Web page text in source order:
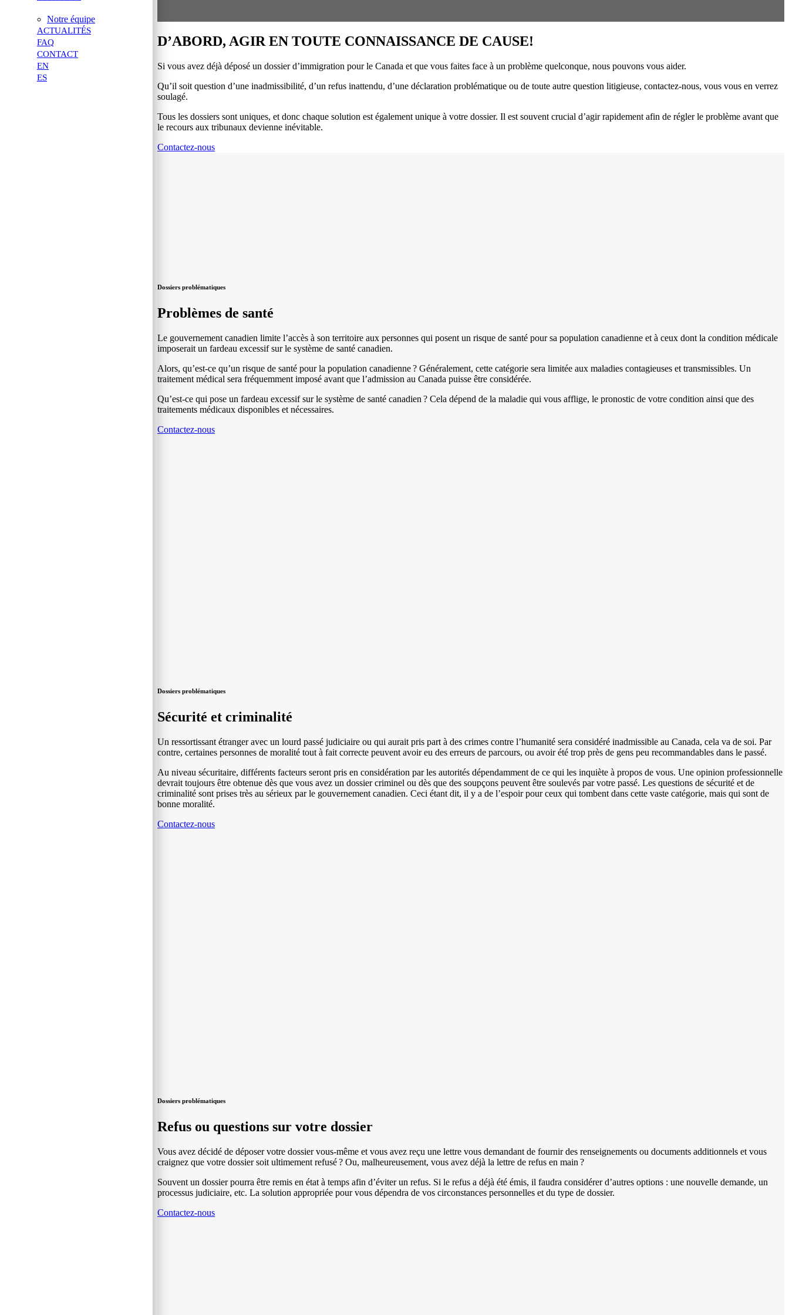
Notre équipe
ACTUALITÉS
FAQ
CONTACT
EN
ES
D’ABORD, AGIR EN TOUTE CONNAISSANCE DE CAUSE!
Si vous avez déjà déposé un dossier d’immigration pour le Canada et que vous faites face à un problème quelconque, nous pouvons vous aider.
Qu’il soit question d’une inadmissibilité, d’un refus inattendu, d’une déclaration problématique ou de toute autre question litigieuse, contactez-nous, vous vous en verrez
soulagé.
Tous les dossiers sont uniques, et donc chaque solution est également unique à votre dossier. Il est souvent crucial d’agir rapidement afin de régler le problème avant que
le recours aux tribunaux devienne inévitable.
Contactez-nous
Dossiers problématiques
Problèmes de santé
Le gouvernement canadien limite l’accès à son territoire aux personnes qui posent un risque de santé pour sa population canadienne et à ceux dont la condition médicale
imposerait un fardeau excessif sur le système de santé canadien.
Alors, qu’est-ce qu’un risque de santé pour la population canadienne ? Généralement, cette catégorie sera limitée aux maladies contagieuses et transmissibles. Un
traitement médical sera fréquemment imposé avant que l’admission au Canada puisse être considérée.
Qu’est-ce qui pose un fardeau excessif sur le système de santé canadien ? Cela dépend de la maladie qui vous afflige, le pronostic de votre condition ainsi que des
traitements médicaux disponibles et nécessaires.
Contactez-nous
Dossiers problématiques
Sécurité et criminalité
Un ressortissant étranger avec un lourd passé judiciaire ou qui aurait pris part à des crimes contre l’humanité sera considéré inadmissible au Canada, cela va de soi. Par
contre, certaines personnes de moralité tout à fait correcte peuvent avoir eu des erreurs de parcours, ou avoir été trop près de gens peu recommandables dans le passé.
Au niveau sécuritaire, différents facteurs seront pris en considération par les autorités dépendamment de ce qui les inquiète à propos de vous. Une opinion professionnelle
devrait toujours être obtenue dès que vous avez un dossier criminel ou dès que des soupçons peuvent être soulevés par votre passé. Les questions de sécurité et de
criminalité sont prises très au sérieux par le gouvernement canadien. Ceci étant dit, il y a de l’espoir pour ceux qui tombent dans cette vaste catégorie, mais qui sont de
bonne moralité.
Contactez-nous
Dossiers problématiques
Refus ou questions sur votre dossier
Vous avez décidé de déposer votre dossier vous-même et vous avez reçu une lettre vous demandant de fournir des renseignements ou documents additionnels et vous
craignez que votre dossier soit ultimement refusé ? Ou, malheureusement, vous avez déjà la lettre de refus en main ?
Souvent un dossier pourra être remis en état à temps afin d’éviter un refus. Si le refus a déjà été émis, il faudra considérer d’autres options : une nouvelle demande, un
processus judiciaire, etc. La solution appropriée pour vous dépendra de vos circonstances personnelles et du type de dossier.
Contactez-nous